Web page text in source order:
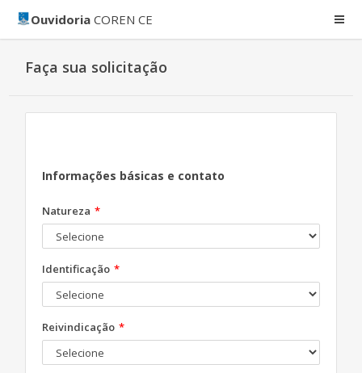
Ouvidoria COREN CE
Faça sua solicitação
Informações básicas e contato
Natureza
Identificação
Reivindicação